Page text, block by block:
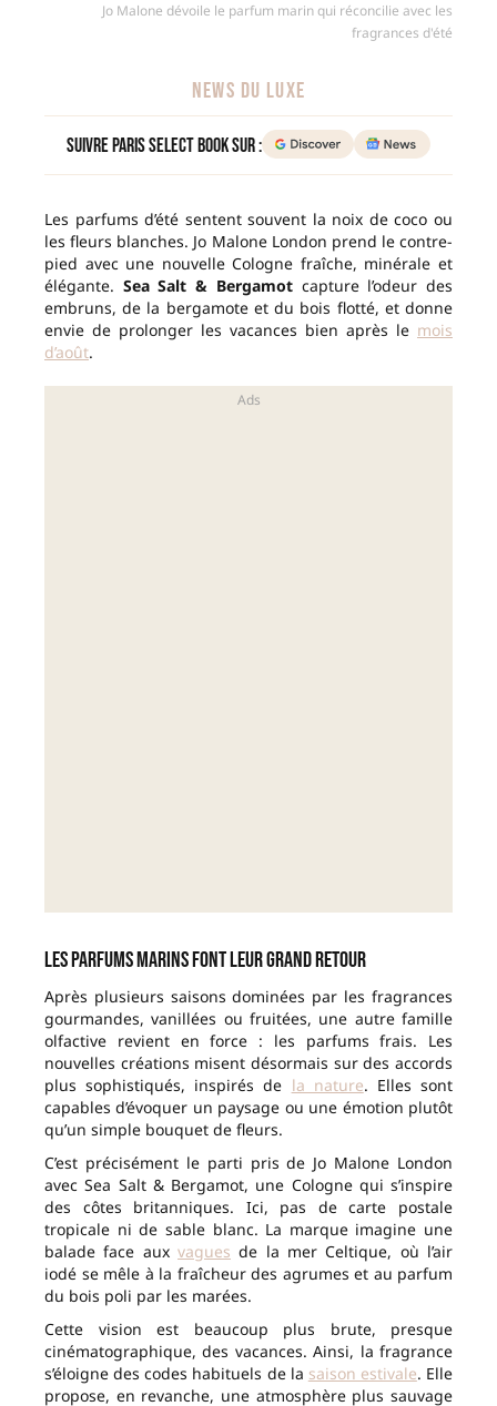
Jo Malone dévoile le parfum marin qui réconcilie avec les
fragrances d'été
NEWS DU LUXE
Suivre Paris Select Book sur :
Les parfums d’été sentent souvent la noix de coco ou
les fleurs blanches. Jo Malone London prend le contre-
pied avec une nouvelle Cologne fraîche, minérale et
élégante. Sea Salt & Bergamotcapture l’odeur des
embruns, de la bergamote et du bois flotté, et donne
envie de prolonger les vacances bien après le mois
d’août.
Les parfums marins font leur grand retour
Après plusieurs saisons dominées par les fragrances
gourmandes, vanillées ou fruitées, une autre famille
olfactive revient en force : les parfums frais. Les
nouvelles créations misent désormais sur des accords
plus sophistiqués, inspirés de la nature. Elles sont
capables d’évoquer un paysage ou une émotion plutôt
qu’un simple bouquet de fleurs.
C’est précisément le parti pris de Jo Malone London
avec Sea Salt & Bergamot, une Cologne qui s’inspire
des côtes britanniques. Ici, pas de carte postale
tropicale ni de sable blanc. La marque imagine une
balade face aux vagues de la mer Celtique, où l’air
iodé se mêle à la fraîcheur des agrumes et au parfum
du bois poli par les marées.
Cette vision est beaucoup plus brute, presque
cinématographique, des vacances. Ainsi, la fragrance
s’éloigne des codes habituels de la saison estivale. Elle
propose, en revanche, une atmosphère plus sauvage